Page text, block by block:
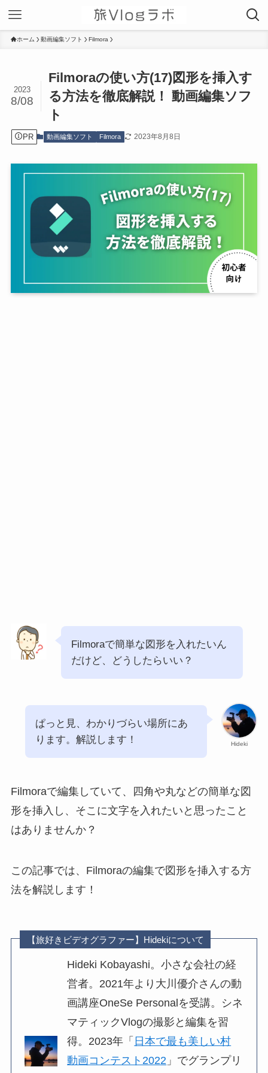
ホーム 動画編集ソフト Filmora
Filmoraの使い方(17)図形を挿入す
る方法を徹底解説！ 動画編集ソフ
ト
2023
8/08
PR 動画編集ソフト Filmora 2023年8月8日
Filmoraで簡単な図形を入れたいん
だけど、どうしたらいい？
Hideki
ぱっと見、わかりづらい場所にあ
ります。解説します！
Filmoraで編集していて、四角や丸などの簡単な図
形を挿入し、そこに文字を入れたいと思ったこと
はありませんか？
この記事では、Filmoraの編集で図形を挿入する方
法を解説します！
【旅好きビデオグラファー】Hidekiについて
Hideki Kobayashi。小さな会社の経
営者。2021年より大川優介さんの動
画講座OneSe Personalを受講。シネ
マティックVlogの撮影と編集を習
得。2023年「 日本で最も美しい村
動画コンテスト2022 」でグランプリ